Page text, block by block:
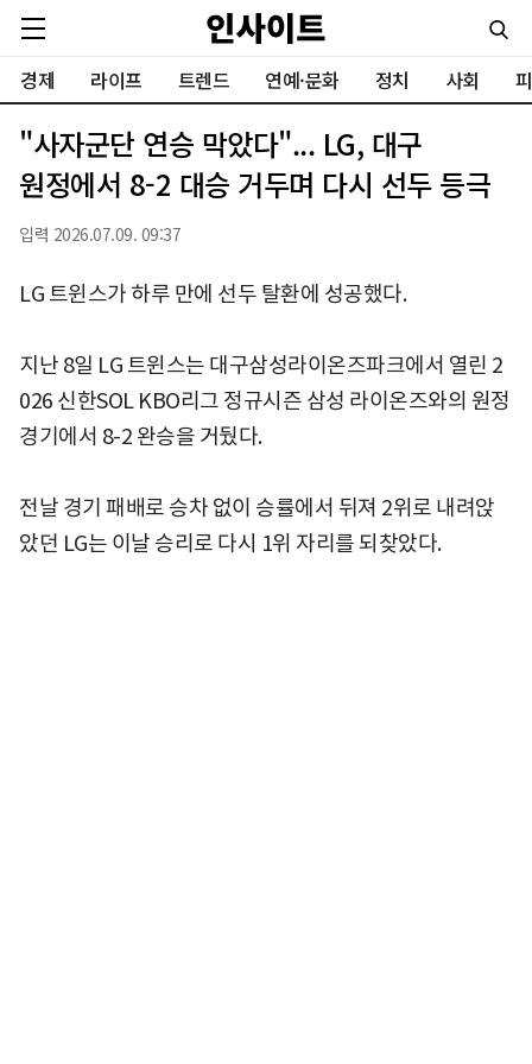
경제 라이프 트렌드 연예·문화 정치 사회
"사자군단 연승 막았다"... LG, 대구
원정에서 8-2 대승 거두며 다시 선두 등극
입력 2026.07.09. 09:37
LG 트윈스가 하루 만에 선두 탈환에 성공했다.
지난 8일 LG 트윈스는 대구삼성라이온즈파크에서 열린 2
026 신한SOL KBO리그 정규시즌 삼성 라이온즈와의 원정
경기에서 8-2 완승을 거뒀다.
전날 경기 패배로 승차 없이 승률에서 뒤져 2위로 내려앉
았던 LG는 이날 승리로 다시 1위 자리를 되찾았다.